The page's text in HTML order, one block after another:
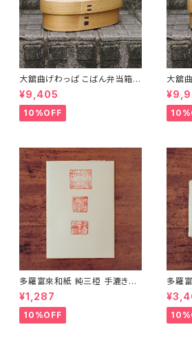
大舘曲げわっぱ こばん弁当箱
（小） りょうび庵 秋田県大舘市
【伝統的工芸品】【民藝品】【ギフ
ト プレゼント】【父の日 お誕生
日】
¥9,405
10%OFF
大舘
（中）
【伝統
ト プ
日】
多羅富來和紙 純三椏 手漉き便
箋 10枚入り【伊予和紙】【愛媛県
四国中央市】【伝統工芸品】【民
藝品】【ギフト プレゼント】【父の
日 お誕生日】
¥1,287
10%OFF
多羅
枚入り
中央市
【ギ
誕生日